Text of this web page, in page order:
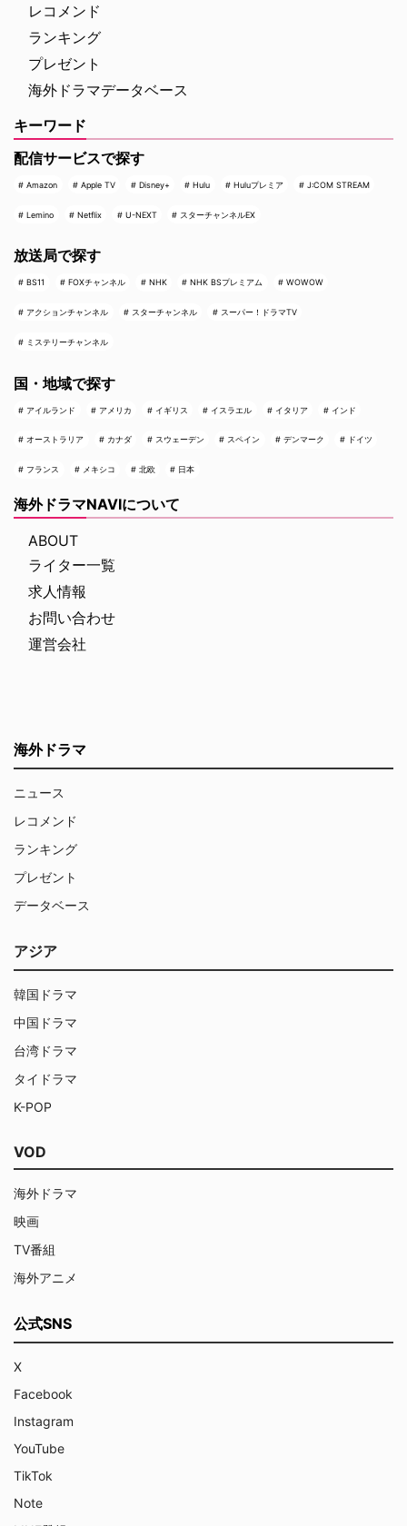
レコメンド
ランキング
プレゼント
海外ドラマデータベース
キーワード
配信サービスで探す
Amazon Apple TV Disney+ Hulu Huluプレミア J:COM STREAM
Lemino Netflix U-NEXT スターチャンネルEX
放送局で探す
BS11 FOXチャンネル NHK NHK BSプレミアム WOWOW
アクションチャンネル スターチャンネル スーパー！ドラマTV
ミステリーチャンネル
国・地域で探す
アイルランド アメリカ イギリス イスラエル イタリア インド
オーストラリア カナダ スウェーデン スペイン デンマーク ドイツ
フランス メキシコ 北欧 日本
海外ドラマNAVIについて
ABOUT
ライター一覧
求人情報
お問い合わせ
運営会社
海外ドラマ
ニュース
レコメンド
ランキング
プレゼント
データベース
アジア
韓国ドラマ
中国ドラマ
台湾ドラマ
タイドラマ
K-POP
VOD
海外ドラマ
映画
TV番組
海外アニメ
公式SNS
X
Facebook
Instagram
YouTube
TikTok
Note